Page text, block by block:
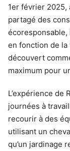
1er février 2025,
partagé des
en fonction de la
découvert
maximum pour
L’expérience de
journées à
recourir à des
utilisant un
qu’un jardinage